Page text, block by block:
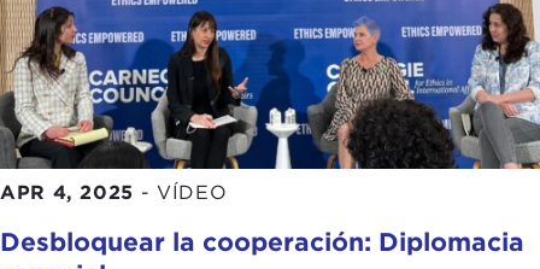
APR 4, 2025 - VÍDEO
Desbloquear la cooperación: Diplomacia